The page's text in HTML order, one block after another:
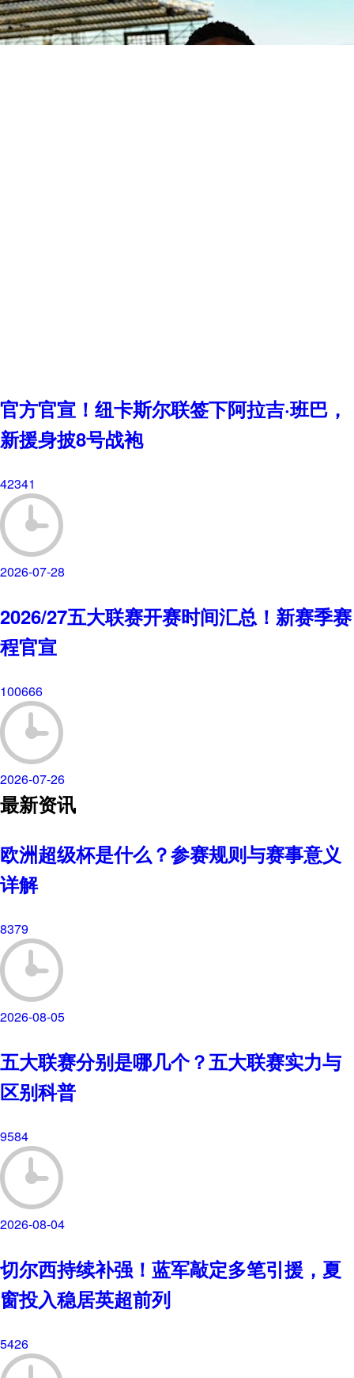
官方官宣！纽卡斯尔联签下阿拉吉·班巴，
新援身披8号战袍
42341
2026-07-28
2026/27五大联赛开赛时间汇总！新赛季赛
程官宣
100666
2026-07-26
最新资讯
欧洲超级杯是什么？参赛规则与赛事意义
详解
8379
2026-08-05
五大联赛分别是哪几个？五大联赛实力与
区别科普
9584
2026-08-04
切尔西持续补强！蓝军敲定多笔引援，夏
窗投入稳居英超前列
5426